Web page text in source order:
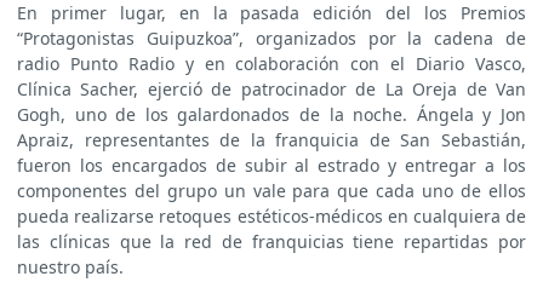
En primer lugar, en la pasada edición del los Premios
“Protagonistas Guipuzkoa”, organizados por la cadena de
radio Punto Radio y en colaboración con el Diario Vasco,
Clínica Sacher, ejerció de patrocinador de La Oreja de Van
Gogh, uno de los galardonados de la noche. Ángela y Jon
Apraiz, representantes de la franquicia de San Sebastián,
fueron los encargados de subir al estrado y entregar a los
componentes del grupo un vale para que cada uno de ellos
pueda realizarse retoques estéticos-médicos en cualquiera de
las clínicas que la red de franquicias tiene repartidas por
nuestro país.